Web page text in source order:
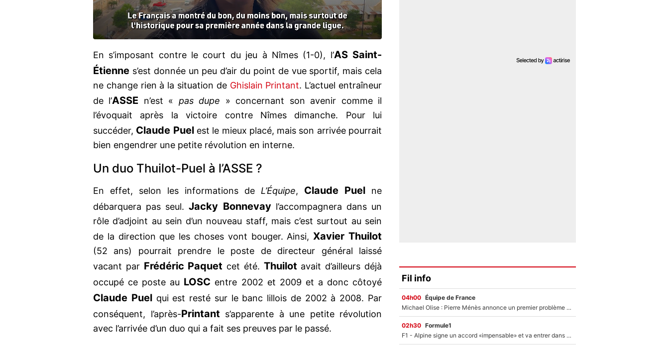
En s’imposant contre le court du jeu à Nîmes (1-0), l’AS Saint-
Étienne s’est donnée un peu d’air du point de vue sportif, mais cela
ne change rien à la situation de Ghislain Printant. L’actuel entraîneur
de l’ASSE n’est « pas dupe » concernant son avenir comme il
l’évoquait après la victoire contre Nîmes dimanche. Pour lui
succéder, Claude Puel est le mieux placé, mais son arrivée pourrait
bien engendrer une petite révolution en interne.
Un duo Thuilot-Puel à l’ASSE ?
En effet, selon les informations de L’Équipe, Claude Puel ne
débarquera pas seul.Jacky Bonnevayl’accompagnera dans un
rôle d’adjoint au sein d’un nouveau staff, mais c’est surtout au sein
de la direction que les choses vont bouger. Ainsi,Xavier Thuilot
(52 ans) pourrait prendre le poste de directeur général laissé
vacant par Frédéric Paquet cet été. Thuilot avait d’ailleurs déjà
occupé ce poste au LOSC entre 2002 et 2009 et a donc côtoyé
Claude Puel qui est resté sur le banc lillois de 2002 à 2008. Par
conséquent, l’après-Printant s’apparente à une petite révolution
avec l’arrivée d’un duo qui a fait ses preuves par le passé.
Fil info
04h00 Équipe de France
Michael Olise : Pierre Ménès annonce un premier problème pour Zinedine Zidane en équipe de France
02h30 Formule1
F1 - Alpine signe un accord «impensable» et va entrer dans une nouvelle dimension : Grande nouvelle pour Pierre Gasly !